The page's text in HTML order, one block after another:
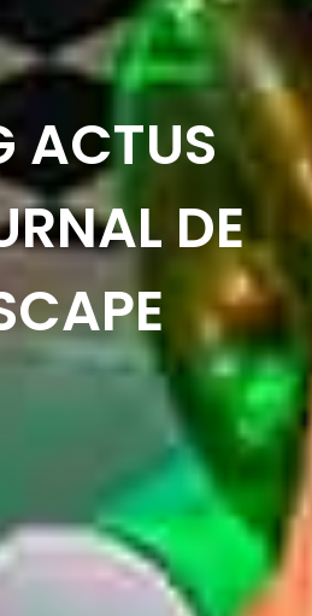
ACTUS
DE